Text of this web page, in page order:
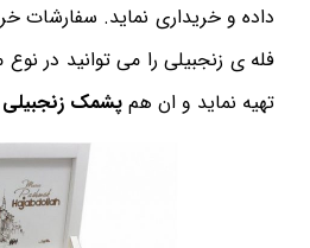
داده و خریداری نماید. سفارشات
فله ی زنجبیلی را می توانید در
تهیه نماید و ان هم پشمک زنجبیلی